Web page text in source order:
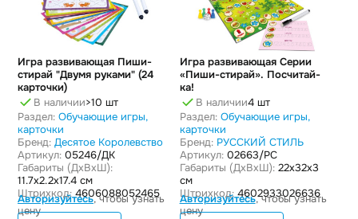
Игра развивающая Пиши-
стирай "Двумя руками" (24
карточки)
В наличии>10 шт
Раздел: Обучающие игры,
карточки
Бренд: Десятое Королевство
Артикул: 05246/ДК
Габариты (ДxВxШ):
11.7x2.2x17.4 см
Штрихкод: 4606088052465
Авторизуйтесь, чтобы узнать
цену
Игра развивающая Серии
«Пиши-стирай». Посчитай-
ка!
В наличии4 шт
Раздел: Обучающие игры,
карточки
Бренд: РУССКИЙ СТИЛЬ
Артикул:02663/РС
Габариты (ДxВxШ):22x32x3
см
Штрихкод:4602933026636
Авторизуйтесь, чтобы узнать
цену